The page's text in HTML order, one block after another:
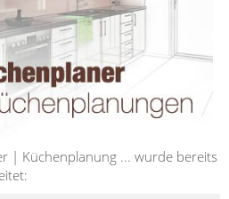
| Küchenplanung ... wurde bereits